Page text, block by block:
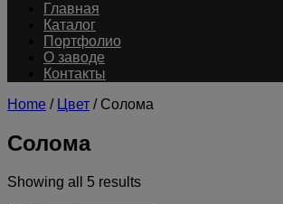
Главная
Каталог
Портфолио
О заводе
Контакты
Home / Цвет / Солома
Солома
Showing all 5 results